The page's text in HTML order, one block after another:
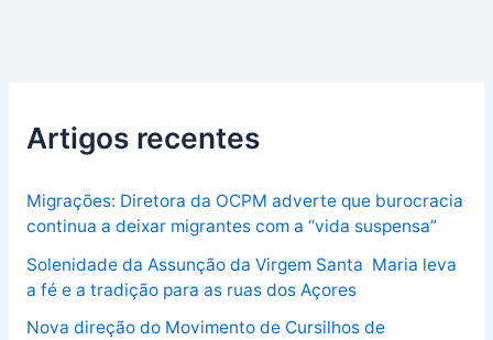
Artigos recentes
Migrações: Diretora da OCPM adverte que burocracia
continua a deixar migrantes com a “vida suspensa”
Solenidade da Assunção da Virgem Santa Maria leva
a fé e a tradição para as ruas dos Açores
Nova direção do Movimento de Cursilhos de